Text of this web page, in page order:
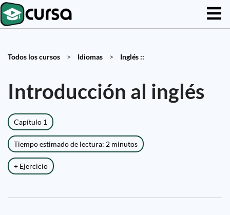
Todos los cursos > Idiomas > Inglés ::
Introducción al inglés
Capítulo 1
Tiempo estimado de lectura: 2 minutos
+ Ejercicio